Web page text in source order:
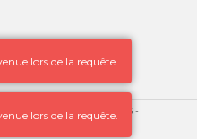
– BOUTIQUE DOUBLE PAS -
lors de la requête.
lors de la requête.